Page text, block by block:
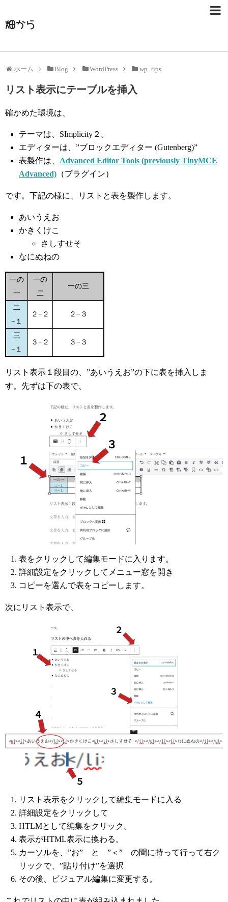
畑から
ホーム Blog WordPress wp_tips
リスト表示にテーブルを挿入
確かめた環境は、
テーマは、SImplicity２。
エディターは、”ブロックエディター (Gutenberg)”
表製作は、 Advanced Editor Tools (previously TinyMCE
Advanced) （プラグイン）
です。下記の様に、リストと表を製作します。
あいうえお
かきくけこ
さしすせそ
なにぬねの
一の
一
一の
二
一の三
二
−１
２−２ ２−３
三
−１
３−２ ３−３
リスト表示１段目の、”あいうえお”の下に表を挿入しま
す。先ずは下の表で、
表をクリックして編集モードに入ります。
詳細設定をクリックしてメニュー窓を開き
コピーを選んで表をコピーします。
次にリスト表示で、
リスト表示をクリックして編集モードに入る
詳細設定をクリックして
HTLMとして編集をクリック。
表示がHTML表示に換わる。
カーソルを、”お” と ”＜” の間に持って行って右ク
リックで、”貼り付け”を選択
その後、ビジュアル編集に変更する。